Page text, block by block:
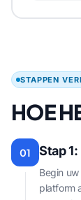
STAPPEN
HOE
01 Stap
Begin
platform